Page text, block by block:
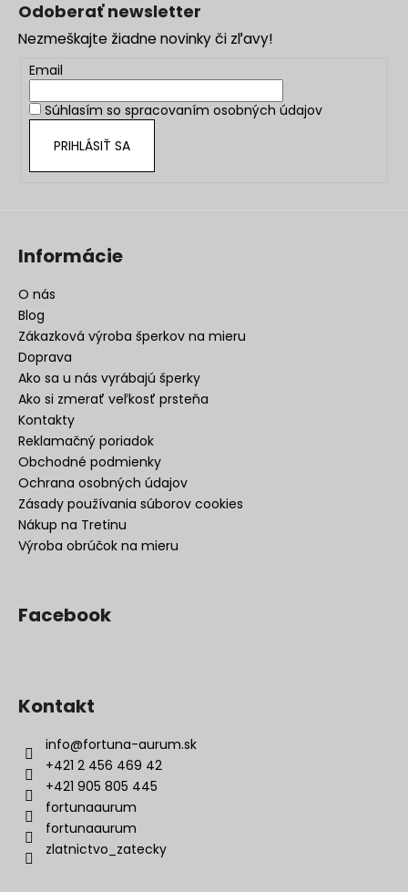
Odoberať newsletter
Nezmeškajte žiadne novinky či zľavy!
Email
Súhlasím so spracovaním osobných údajov
PRIHLÁSIŤ SA
Informácie
O nás
Blog
Zákazková výroba šperkov na mieru
Doprava
Ako sa u nás vyrábajú šperky
Ako si zmerať veľkosť prsteňa
Kontakty
Reklamačný poriadok
Obchodné podmienky
Ochrana osobných údajov
Zásady používania súborov cookies
Nákup na Tretinu
Výroba obrúčok na mieru
Facebook
Kontakt
info@fortuna-aurum.sk
+421 2 456 469 42
+421 905 805 445
fortunaaurum
fortunaaurum
zlatnictvo_zatecky